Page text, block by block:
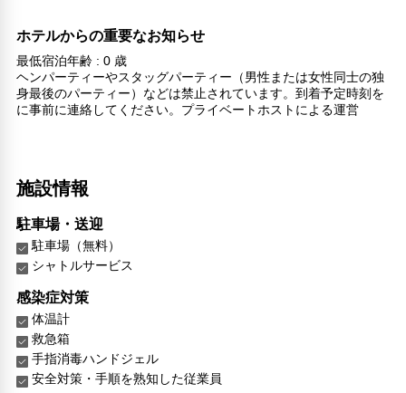
ホテルからの重要なお知らせ
最低宿泊年齢 : 0 歳
ヘンパーティーやスタッグパーティー（男性または女性同士の独
身最後のパーティー）などは禁止されています。到着予定時刻を
に事前に連絡してください。プライベートホストによる運営
施設情報
駐車場・送迎
駐車場（無料）
シャトルサービス
感染症対策
体温計
救急箱
手指消毒ハンドジェル
安全対策・手順を熟知した従業員